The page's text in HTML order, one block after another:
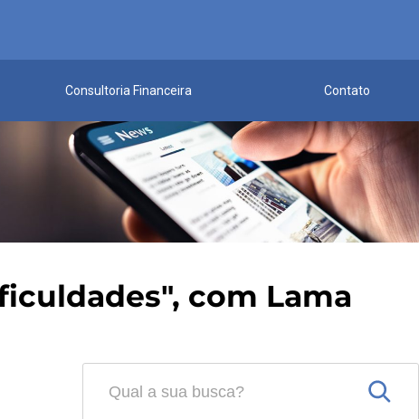
Consultoria Financeira Contato
com Lama